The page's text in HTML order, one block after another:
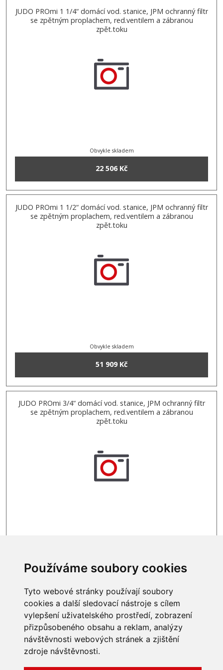
Používáme soubory cookies
Tyto webové stránky používají soubory
cookies a další sledovací nástroje s cílem
vylepšení uživatelského prostředí, zobrazení
přizpůsobeného obsahu a reklam, analýzy
návštěvnosti webových stránek a zjištění
zdroje návštěvnosti.
JUDO PROmi 1 1/4“ domácí vod. stanice, JPM ochranný filtr
se zpětným proplachem, red.ventilem a zábranou
zpět.toku
Obvykle skladem
22 506 Kč
JUDO PROmi 1 1/2“ domácí vod. stanice, JPM ochranný filtr
se zpětným proplachem, red.ventilem a zábranou
zpět.toku
Obvykle skladem
51 909 Kč
JUDO PROmi 3/4“ domácí vod. stanice, JPM ochranný filtr
se zpětným proplachem, red.ventilem a zábranou
zpět.toku
INFORMACE
Obchodní podmínky
Zpracování a ochrana